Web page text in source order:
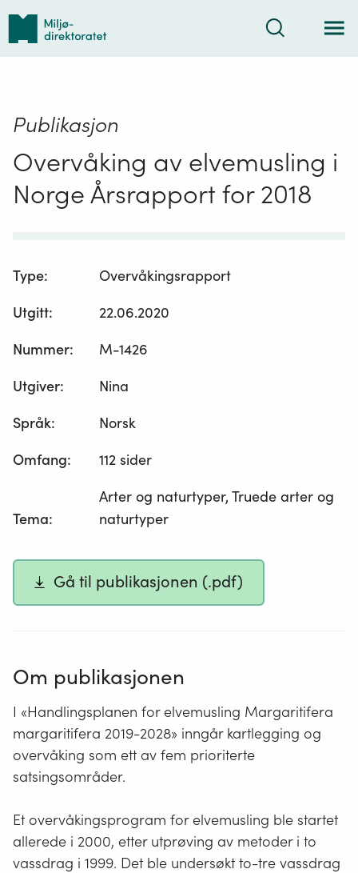
Tilbake
forsiden
Søk
Publikasjon
Overvåking av elvemusling i
Norge Årsrapport for 2018
Type:
Overvåkingsrapport
Utgitt:
22.06.2020
Nummer:
M-1426
Utgiver:
Nina
Språk:
Norsk
Omfang: 112 sider
Tema:
Arter og naturtyper, Truede arter og
naturtyper
Gå til publikasjonen (.pdf)
Om publikasjonen
I «Handlingsplanen for elvemusling Margaritifera
margaritifera 2019-2028» inngår kartlegging og
overvåking som ett av fem prioriterte
satsingsområder.
Et overvåkingsprogram for elvemusling ble startet
allerede i 2000, etter utprøving av metoder i to
vassdrag i 1999. Det ble undersøkt to-tre vassdrag